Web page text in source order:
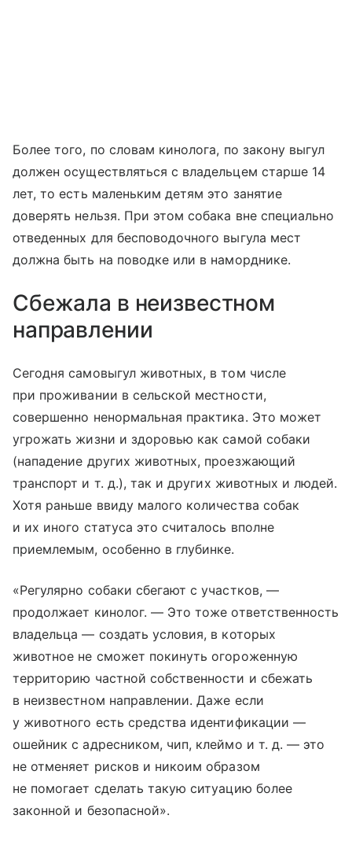
Более того, по словам кинолога, по закону выгул
должен осуществляться с владельцем старше 14
лет, то есть маленьким детям это занятие
доверять нельзя. При этом собака вне специально
отведенных для бесповодочного выгула мест
должна быть на поводке или в наморднике.
Сбежала в неизвестном
направлении
Сегодня самовыгул животных, в том числе
при проживании в сельской местности,
совершенно ненормальная практика. Это может
угрожать жизни и здоровью как самой собаки
(нападение других животных, проезжающий
транспорт и т. д.), так и других животных и людей.
Хотя раньше ввиду малого количества собак
и их иного статуса это считалось вполне
приемлемым, особенно в глубинке.
«Регулярно собаки сбегают с участков, —
продолжает кинолог. — Это тоже ответственность
владельца — создать условия, в которых
животное не сможет покинуть огороженную
территорию частной собственности и сбежать
в неизвестном направлении. Даже если
у животного есть средства идентификации —
ошейник с адресником, чип, клеймо и т. д. — это
не отменяет рисков и никоим образом
не помогает сделать такую ситуацию более
законной и безопасной».